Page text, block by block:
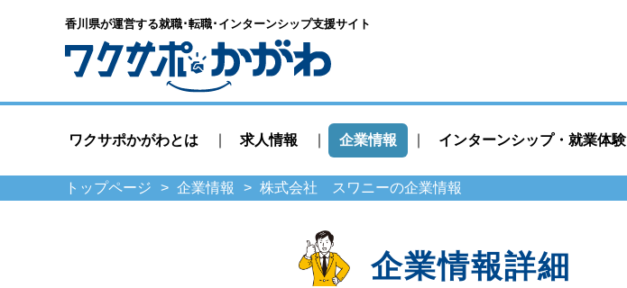
香川県が運営する就職･転職･ インターンシップ支援サイト
ワクサポかがわとは 求人情報 企業情報 インターンシップ・就業体験
トップページ 企業情報 株式会社 スワニーの企業情報
企業情報詳細